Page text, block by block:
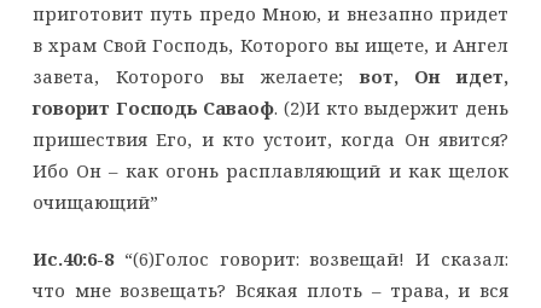
приготовит путь предо Мною, и внезапно придет
в храм Свой Господь, Которого вы ищете, и Ангел
завета, Которого вы желаете;вот, Он идет,
говорит Господь Саваоф. (2)И кто выдержит день
пришествия Его, и кто устоит, когда Он явится?
Ибо Он – как огонь расплавляющий и как щелок
очищающий”
Ис.40:6-8“(6)Голос говорит: возвещай! И сказал:
что мне возвещать? Всякая плоть – трава, и вся